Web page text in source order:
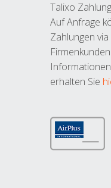
Talixo
Auf Anfrage
Zahlungen
erhalten Sie